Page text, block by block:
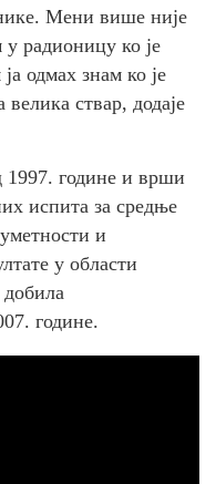
Мени више није
радионицу ко је
одмах знам ко је
велика ствар, додаје
1997. године и врши
испита за средње
и
у области
године.